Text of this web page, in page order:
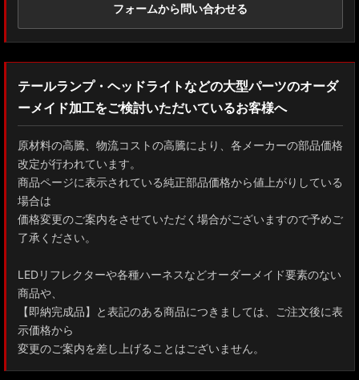
フォームから問い合わせる
テールランプ・ヘッドライトなどの大型パーツのオーダ
ーメイド加工をご検討いただいているお客様へ
原材料の高騰、物流コストの高騰により、各メーカーの部品価格
改定が行われています。
商品ページに表示されている純正部品価格から値上がりしている
場合は
価格変更のご案内をさせていただく場合がございますので予めご
了承ください。
LEDリフレクターや各種ハーネスなどオーダーメイド要素のない
商品や、
【即納完成品】と表記のある商品につきましては、ご注文後に表
示価格から
変更のご案内を差し上げることはございません。